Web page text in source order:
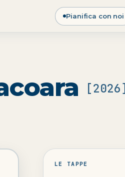
Pianifica con noi
[2026]
LE TAPPE